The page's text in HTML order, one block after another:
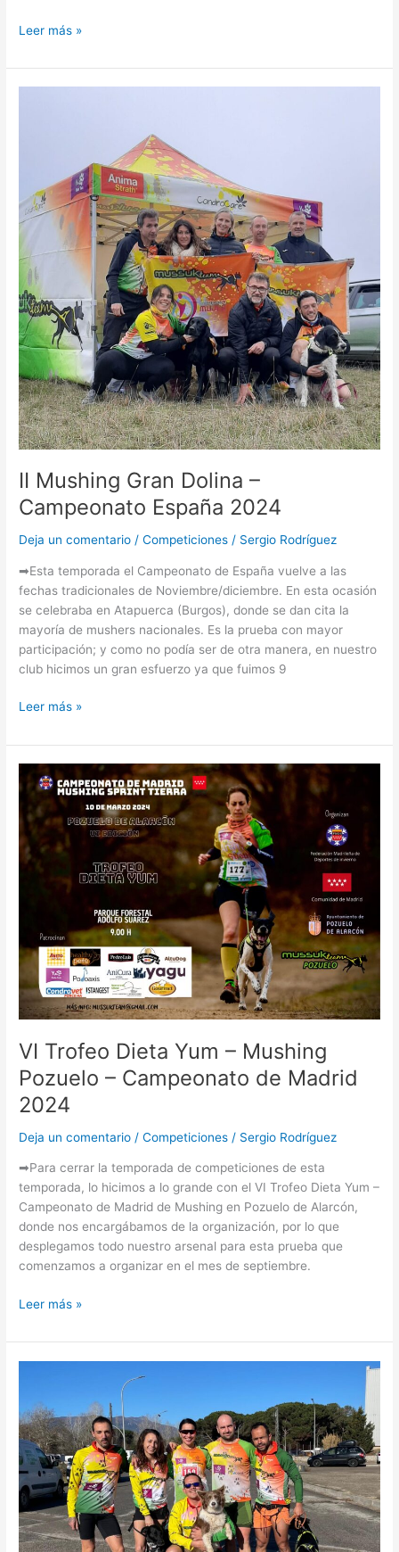
Leer más »
II Mushing Gran Dolina –
Campeonato España 2024
Deja un comentario /Competiciones / Sergio Rodríguez
➡Esta temporada el Campeonato de España vuelve a las
fechas tradicionales de Noviembre/diciembre. En esta ocasión
se celebraba en Atapuerca (Burgos), donde se dan cita la
mayoría de mushers nacionales. Es la prueba con mayor
participación; y como no podía ser de otra manera, en nuestro
club hicimos un gran esfuerzo ya que fuimos 9
Campeonato
España
2024
Leer más »
VI Trofeo Dieta Yum – Mushing
Pozuelo – Campeonato de Madrid
2024
Deja un comentario /Competiciones / Sergio Rodríguez
➡Para cerrar la temporada de competiciones de esta
temporada, lo hicimos a lo grande con el VI Trofeo Dieta Yum –
Campeonato de Madrid de Mushing en Pozuelo de Alarcón,
donde nos encargábamos de la organización, por lo que
desplegamos todo nuestro arsenal para esta prueba que
comenzamos a organizar en el mes de septiembre.
VI
Trofeo
Dieta
Yum
–
Mushing
Campeonato
de
Madrid
2024
Leer más »
España
Mushing
Hostalrich
2024